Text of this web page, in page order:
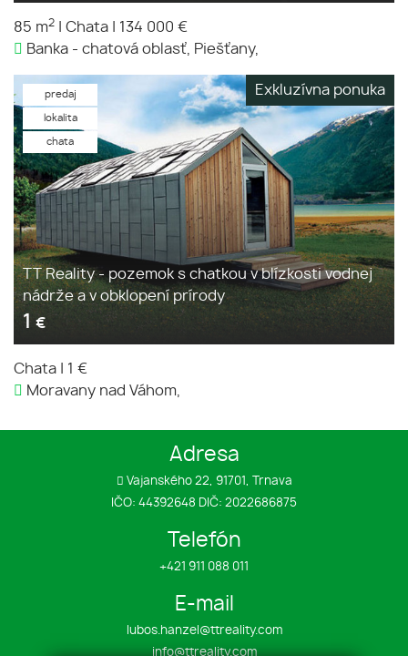
85 m2 Chata
134 000 €
Banka - chatová oblasť, Piešťany,
Exkluzívna ponuka
predaj
lokalita
chata
TT Reality - pozemok s chatkou v blízkosti vodnej
nádrže a v obklopení prírody
1 €
Chata
1 €
Moravany nad Váhom,
Adresa
Vajanského 22, 91701, Trnava
IČO: 44392648 DIČ: 2022686875
Telefón
+421 911 088 011
E-mail
lubos.hanzel@ttreality.com
info@ttreality.com